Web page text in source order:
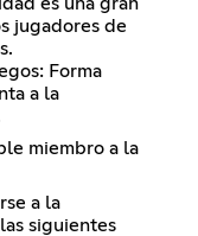
jugadores de
Forma
a la
miembro a la
a la
siguientes